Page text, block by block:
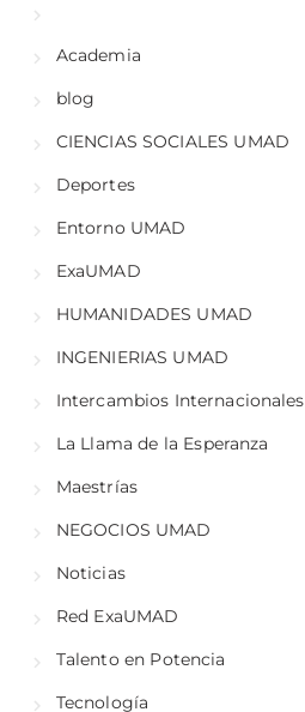
Academia
blog
CIENCIAS SOCIALES UMAD
Deportes
Entorno UMAD
ExaUMAD
HUMANIDADES UMAD
INGENIERIAS UMAD
Intercambios Internacionales
La Llama de la Esperanza
Maestrías
NEGOCIOS UMAD
Noticias
Red ExaUMAD
Talento en Potencia
Tecnología